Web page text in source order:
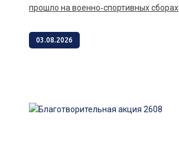
прошло на военно‑спортивных сборах
03.08.2026